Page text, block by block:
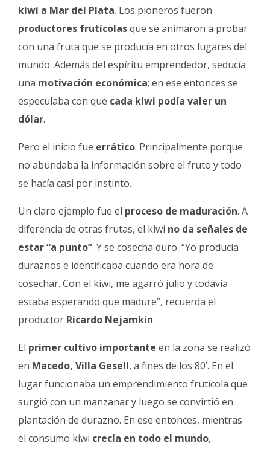
kiwi a Mar del Plata. Los pioneros fueron
productores frutícolasque se animaron a probar
con una fruta que se producía en otros lugares del
mundo. Además del espíritu emprendedor, seducía
una motivación económica: en ese entonces se
especulaba con que cada kiwi podía valer un
dólar.
Pero el inicio fue errático. Principalmente porque
no abundaba la información sobre el fruto y todo
se hacía casi por instinto.
Un claro ejemplo fue el proceso de maduración. A
diferencia de otras frutas, el kiwi no da señales de
estar “a punto”. Y se cosecha duro. “Yo producía
duraznos e identificaba cuando era hora de
cosechar. Con el kiwi, me agarró julio y todavía
estaba esperando que madure”, recuerda el
productor Ricardo Nejamkin.
El primer cultivo importante en la zona se realizó
en Macedo, Villa Gesell, a fines de los 80’. En el
lugar funcionaba un emprendimiento frutícola que
surgió con un manzanar y luego se convirtió en
plantación de durazno. En ese entonces, mientras
el consumo kiwi crecía en todo el mundo,